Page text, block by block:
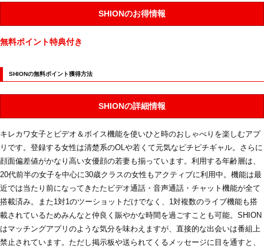
SHIONのお得情報
無料ポイント特典付き
SHIONの無料ポイント獲得方法
SHIONの詳細情報
キレカワ女子とビデオ＆ボイス機能を使いひと時のおしゃべりを楽しむアプ
リです。登録する女性は清楚系のOLや若くて元気なピチピチギャル。さらに
顔面偏差値がかなり高い女優顔の若妻も揃っています。利用する年齢層は、
20代前半の女子を中心に30歳クラスの女性もアクティブに利用中。機能は最
近では当たり前になってきたたビデオ通話・音声通話・チャット機能が全て
搭載済み。また1対1のツーショットだけでなく、1対複数のライブ機能も搭
載されているためみんなと仲良く賑やかな時間を過ごすことも可能。SHION
はマッチングアプリのような気分を味わえますが、直接的な出会いは番組上
禁止されています。ただし掲示板や送られてくるメッセージに目を通すと、